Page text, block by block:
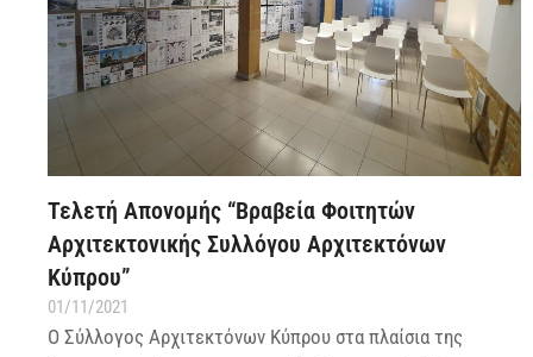
Τελετή Απονομής “Βραβεία Φοιτητών
Αρχιτεκτονικής Συλλόγου Αρχιτεκτόνων
Κύπρου”
01/11/2021
Ο Σύλλογος Αρχιτεκτόνων Κύπρου στα πλαίσια της